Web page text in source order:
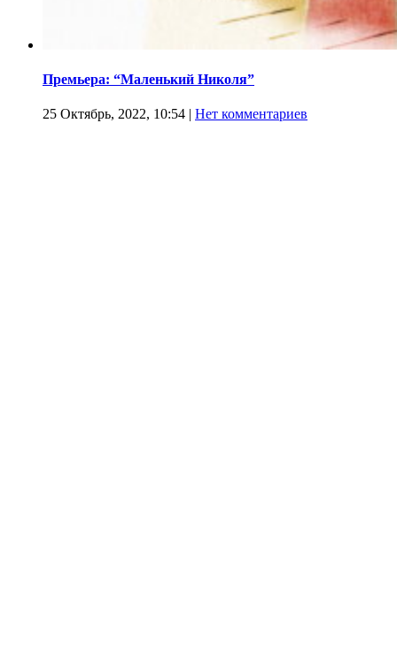
Премьера: “Маленький Николя”
25 Октябрь, 2022, 10:54 | Нет комментариев